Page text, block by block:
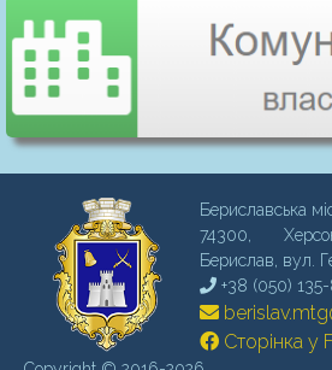
Бериславська
74300,
Бериcлав, вул.
+38 (050)
Сторінка у